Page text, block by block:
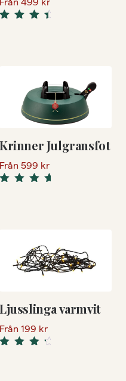
Krinner Julgransfot
Från 599 kr
Ljusslinga varmvit
Från 199 kr